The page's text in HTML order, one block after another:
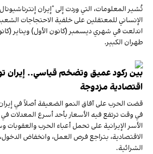
تُشير المعلومات، التي وردت إلى "إيران
الإنساني للمعتقلين على خلفية الاحتجاجات
اندلعت في شهري ديسمبر (كانون الأول) ويناير
طهران الكبير.
بين ركود عميق وتضخم قياسي.. إيران
اقتصادية مزدوجة
قضت الحرب على آفاق النمو الضعيفة أصلاً في
في وقت ترتفع فيه الأسعار بأحد أسرع المعدلات
الأسر الإيرانية على تحمل أعباء الحرب والعقوبات
الاقتصادية، بتراجع فرص العمل، وانخفاض الدخول،
الشرائية.